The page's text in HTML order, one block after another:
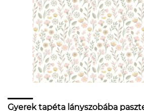
Gyerek tapéta lányszobába